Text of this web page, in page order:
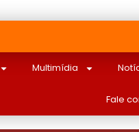
Multimídia
Fale